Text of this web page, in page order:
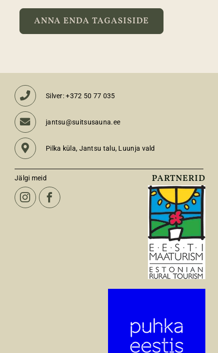
ANNA ENDA TAGASISIDE
Silver: +372 50 77 035
jantsu@suitsusauna.ee
Pilka küla, Jantsu talu, Luunja vald
Jälgi meid PARTNERID